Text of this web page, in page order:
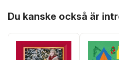
Du kanske också är